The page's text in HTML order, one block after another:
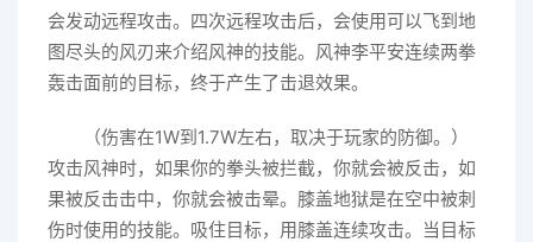
会发动远程攻击。四次远程攻击后，会使用可以飞到地
图尽头的风刃来介绍风神的技能。风神李平安连续两拳
轰击面前的目标，终于产生了击退效果。
（伤害在1W到1.7W左右，取决于玩家的防御。）
攻击风神时，如果你的拳头被拦截，你就会被反击，如
果被反击击中，你就会被击晕。膝盖地狱是在空中被刺
伤时使用的技能。吸住目标，用膝盖连续攻击。当目标